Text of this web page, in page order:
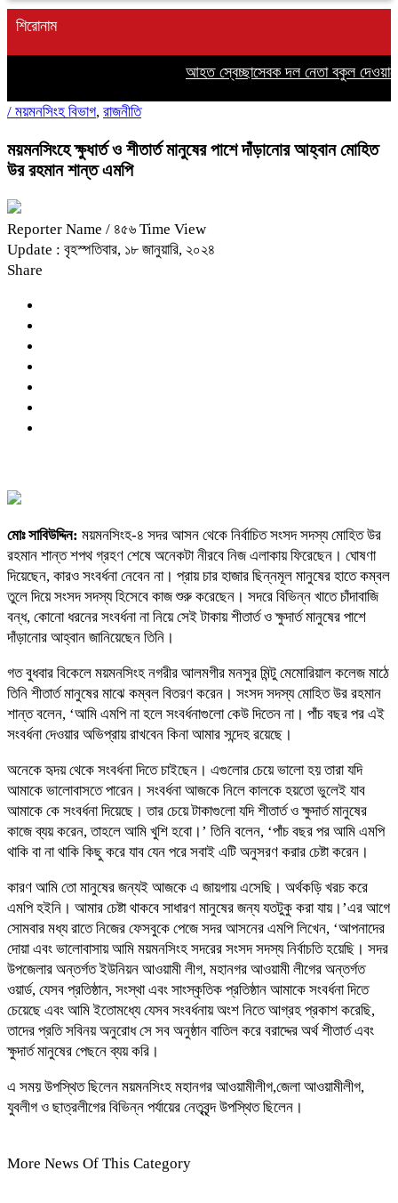
শিরোনাম
আহত স্বেচ্ছাসেবক দল নেতা বকুল
/ ময়মনসিংহ বিভাগ, রাজনীতি
ময়মনসিংহে ক্ষুধার্ত ও শীতার্ত মানুষের পাশে দাঁড়ানোর আহ্বান মোহিত
উর রহমান শান্ত এমপি
Reporter Name / ৪৫৬ Time View
Update : বৃহস্পতিবার, ১৮ জানুয়ারি, ২০২৪
Share
মোঃ সাবিউদ্দিন: ময়মনসিংহ-৪ সদর আসন থেকে নির্বাচিত সংসদ সদস্য মোহিত উর
রহমান শান্ত শপথ গ্রহণ শেষে অনেকটা নীরবে নিজ এলাকায় ফিরেছেন। ঘোষণা
দিয়েছেন, কারও সংবর্ধনা নেবেন না। প্রায় চার হাজার ছিন্নমূল মানুষের হাতে কম্বল
তুলে দিয়ে সংসদ সদস্য হিসেবে কাজ শুরু করেছেন। সদরে বিভিন্ন খাতে চাঁদাবাজি
বন্ধ, কোনো ধরনের সংবর্ধনা না নিয়ে সেই টাকায় শীতার্ত ও ক্ষুদার্ত মানুষের পাশে
দাঁড়ানোর আহ্বান জানিয়েছেন তিনি।
গত বুধবার বিকেলে ময়মনসিংহ নগরীর আলমগীর মনসুর মিন্টু মেমোরিয়াল কলেজ মাঠে
তিনি শীতার্ত মানুষের মাঝে কম্বল বিতরণ করেন। সংসদ সদস্য মোহিত উর রহমান
শান্ত বলেন, ‘আমি এমপি না হলে সংবর্ধনাগুলো কেউ দিতেন না। পাঁচ বছর পর এই
সংবর্ধনা দেওয়ার অভিপ্রায় রাখবেন কিনা আমার সন্দেহ রয়েছে।
অনেকে হৃদয় থেকে সংবর্ধনা দিতে চাইছেন। এগুলোর চেয়ে ভালো হয় তারা যদি
আমাকে ভালোবাসতে পারেন। সংবর্ধনা আজকে নিলে কালকে হয়তো ভুলেই যাব
আমাকে কে সংবর্ধনা দিয়েছে। তার চেয়ে টাকাগুলো যদি শীতার্ত ও ক্ষুদার্ত মানুষের
কাজে ব্যয় করেন, তাহলে আমি খুশি হবো।’ তিনি বলেন, ‘পাঁচ বছর পর আমি এমপি
থাকি বা না থাকি কিছু করে যাব যেন পরে সবাই এটি অনুসরণ করার চেষ্টা করেন।
কারণ আমি তো মানুষের জন্যই আজকে এ জায়গায় এসেছি। অর্থকড়ি খরচ করে
এমপি হইনি। আমার চেষ্টা থাকবে সাধারণ মানুষের জন্য যতটুকু করা যায়।’এর আগে
সোমবার মধ্য রাতে নিজের ফেসবুকে পেজে সদর আসনের এমপি লিখেন, ‘আপনাদের
দোয়া এবং ভালোবাসায় আমি ময়মনসিংহ সদরের সংসদ সদস্য নির্বাচতি হয়েছি। সদর
উপজেলার অন্তর্গত ইউনিয়ন আওয়ামী লীগ, মহানগর আওয়ামী লীগের অন্তর্গত
ওয়ার্ড, যেসব প্রতিষ্ঠান, সংস্থা এবং সাংস্কৃতিক প্রতিষ্ঠান আমাকে সংবর্ধনা দিতে
চেয়েছে এবং আমি ইতোমধ্যে যেসব সংবর্ধনায় অংশ নিতে আগ্রহ প্রকাশ করেছি,
তাদের প্রতি সবিনয় অনুরোধ সে সব অনুষ্ঠান বাতিল করে বরাদ্দের অর্থ শীতার্ত এবং
ক্ষুদার্ত মানুষের পেছনে ব্যয় করি।
এ সময় উপস্থিত ছিলেন ময়মনসিংহ মহানগর আওয়ামীলীগ,জেলা আওয়ামীলীগ,
যুবলীগ ও ছাত্রলীগের বিভিন্ন পর্যায়ের নেতৃবৃন্দ উপস্থিত ছিলেন।
More News Of This Category